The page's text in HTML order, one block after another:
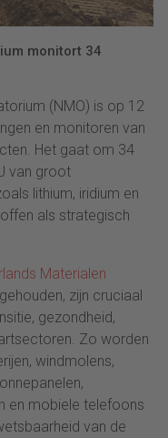
monitort 34
(NMO) is op 12
en monitoren van
Het gaat om 34
van groot
lithium, iridium en
als strategisch
Materialen
zijn cruciaal
gezondheid,
Zo worden
windmolens,
en mobiele telefoons
van de